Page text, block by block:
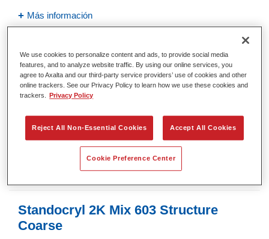
Más información
Standocryl 2K Mix 603 Structure
Coarse
We use cookies to personalize content and ads, to provide social media
features, and to analyze website traffic. By using our online services, you
agree to Axalta and our third-party service providers’ use of cookies and other
online trackers. See our Privacy Policy to learn how we use these cookies and
trackers.
Privacy Policy
Reject All Non-Essential Cookies Accept All Cookies
Cookie Preference Center